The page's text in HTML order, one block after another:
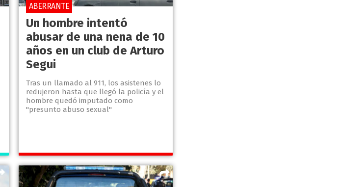
Un hombre intentó
abusar de una nena de 10
años en un club de Arturo
Segui
Tras un llamado al 911, los asistenes lo
redujeron hasta que llegó la policía y el
hombre quedó imputado como
"presunto abuso sexual"
ABERRANTE